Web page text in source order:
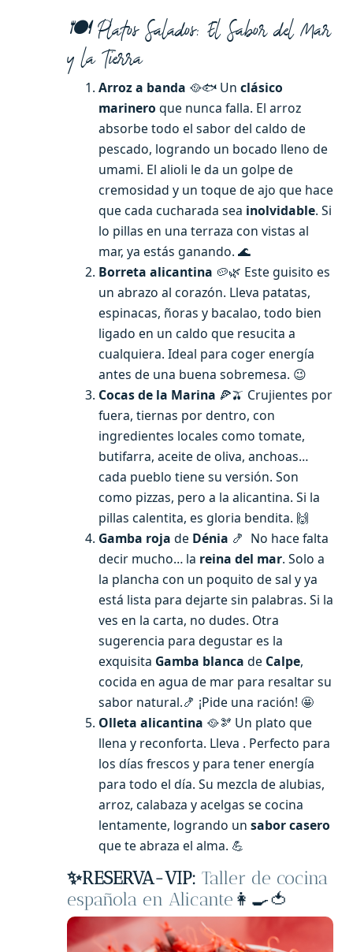
🍽️ Platos Salados: El Sabor del Mar
y la Tierra
Arroz a banda 🥘🐟 Un clásico
marinero que nunca falla. El arroz
absorbe todo el sabor del caldo de
pescado, logrando un bocado lleno de
umami. El alioli le da un golpe de
cremosidad y un toque de ajo que hace
que cada cucharada sea inolvidable. Si
lo pillas en una terraza con vistas al
mar, ya estás ganando. 🌊
Borreta alicantina 🥔🌿 Este guisito es
un abrazo al corazón. Lleva patatas,
espinacas, ñoras y bacalao, todo bien
ligado en un caldo que resucita a
cualquiera. Ideal para coger energía
antes de una buena sobremesa. 😉
Cocas de la Marina 🍕🫒 Crujientes por
fuera, tiernas por dentro, con
ingredientes locales como tomate,
butifarra, aceite de oliva, anchoas…
cada pueblo tiene su versión. Son
como pizzas, pero a la alicantina. Si la
pillas calentita, es gloria bendita. 🙌
Gamba roja de Dénia 🍤 No hace falta
decir mucho… la reina del mar. Solo a
la plancha con un poquito de sal y ya
está lista para dejarte sin palabras. Si la
ves en la carta, no dudes. Otra
sugerencia para degustar es la
exquisita Gamba blanca de Calpe,
cocida en agua de mar para resaltar su
sabor natural.🍤 ¡Pide una ración! 🤩
Olleta alicantina 🥘🫘 Un plato que
llena y reconforta. Lleva . Perfecto para
los días frescos y para tener energía
para todo el día. Su mezcla de alubias,
arroz, calabaza y acelgas se cocina
lentamente, logrando un sabor casero
que te abraza el alma. 💪
✨RESERVA-VIP: Taller de cocina
española en Alicante 👩‍🍳🍅